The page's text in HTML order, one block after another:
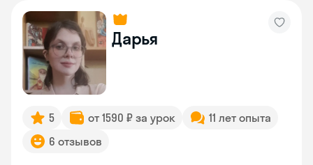
Дарья
5 от 1590 ₽ за урок
11 лет опыта
6 отзывов